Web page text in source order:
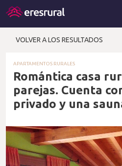
VOLVER A LOS RESULTADOS
APARTAMENTOS RURALES
Romántica casa
parejas. Cuenta
privado y una